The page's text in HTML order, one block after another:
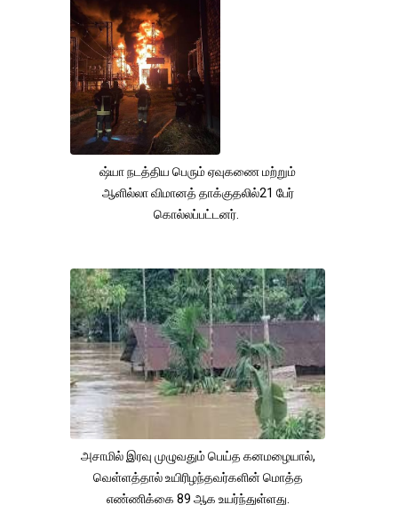
ஷ்யா நடத்திய பெரும் ஏவுகணை மற்றும்
ஆளில்லா விமானத் தாக்குதலில்21 பேர்
கொல்லப்பட்டனர்.
அசாமில் இரவு முழுவதும் பெய்த கனமழையால்,
வெள்ளத்தால் உயிரிழந்தவர்களின் மொத்த
எண்ணிக்கை 89 ஆக உயர்ந்துள்ளது.